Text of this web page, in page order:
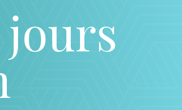
jours